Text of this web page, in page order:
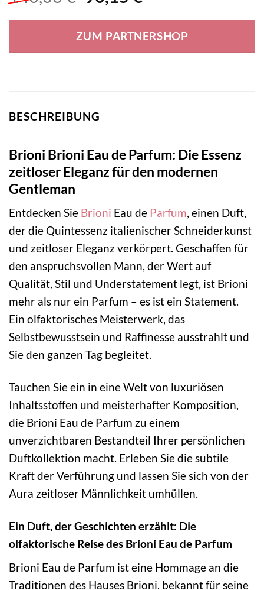
war:
140,00 €
ist:
90,15 €.
ZUM PARTNERSHOP
BESCHREIBUNG
Brioni Brioni Eau de Parfum: Die Essenz
zeitloser Eleganz für den modernen
Gentleman
Entdecken Sie Brioni Eau de Parfum, einen Duft,
der die Quintessenz italienischer Schneiderkunst
und zeitloser Eleganz verkörpert. Geschaffen für
den anspruchsvollen Mann, der Wert auf
Qualität, Stil und Understatement legt, ist Brioni
mehr als nur ein Parfum – es ist ein Statement.
Ein olfaktorisches Meisterwerk, das
Selbstbewusstsein und Raffinesse ausstrahlt und
Sie den ganzen Tag begleitet.
Tauchen Sie ein in eine Welt von luxuriösen
Inhaltsstoffen und meisterhafter Komposition,
die Brioni Eau de Parfum zu einem
unverzichtbaren Bestandteil Ihrer persönlichen
Duftkollektion macht. Erleben Sie die subtile
Kraft der Verführung und lassen Sie sich von der
Aura zeitloser Männlichkeit umhüllen.
Ein Duft, der Geschichten erzählt: Die
olfaktorische Reise des Brioni Eau de Parfum
Brioni Eau de Parfum ist eine Hommage an die
Traditionen des Hauses Brioni, bekannt für seine